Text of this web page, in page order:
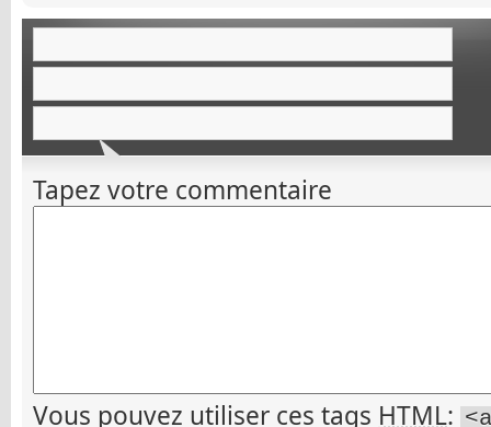
Tapez votre commentaire
Vous pouvez utiliser ces tags HTML: